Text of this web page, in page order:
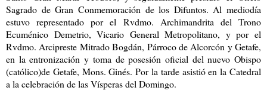
Sagrado de Gran Conmemoración de los Difuntos. Al mediodía
estuvo representado por el Rvdmo. Archimandrita del Trono
Ecuménico Demetrio, Vicario General Metropolitano, y por el
Rvdmo. Arcipreste Mitrado Bogdán, Párroco de Alcorcón y Getafe,
en la entronización y toma de posesión oficial del nuevo Obispo
(católico)de Getafe, Mons. Ginés. Por la tarde asistió en la Catedral
a la celebración de las Vísperas del Domingo.